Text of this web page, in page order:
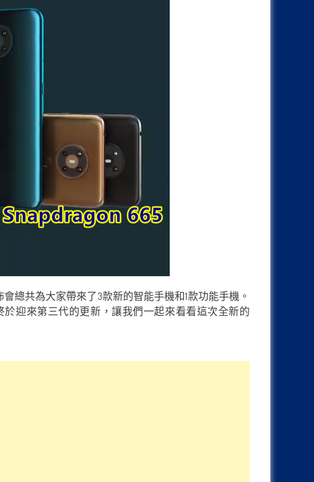
總共為大家帶來了3款新的智能手機和1款功能手機。
於迎來第三代的更新，讓我們一起來看看這次全新的